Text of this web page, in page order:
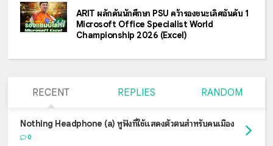
ARIT ผลักดันนักศึกษา PSU คว้ารองชนะเลิศอันดับ 1
Microsoft Office Specialist World
Championship 2026 (Excel)
RECENT REPLIES RANDOM
Nothing Headphone (a) หูฟังที่ใช้แสดงตัวตนสำหรับคนเมือง
0